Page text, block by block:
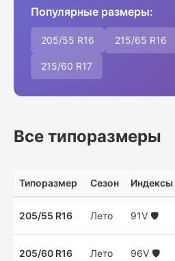
Популярные размеры:
205/55 R16 215/65 R16
215/60 R17
Все типоразмеры
Типоразмер Сезон Индексы
205/55 R16 Лето 91V 🛡️
205/60 R16 Лето 96V 🛡️